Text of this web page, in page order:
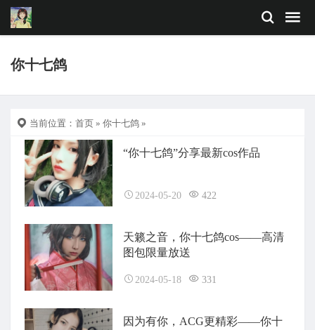
你十七鸽
当前位置： 首页 » 你十七鸽 »
“你十七鸽”分享最新cos作品
2024-05-20 422
天籁之音，你十七鸽cos——高清
图包限量放送
2024-05-18 331
因为有你，ACG更精彩——你十